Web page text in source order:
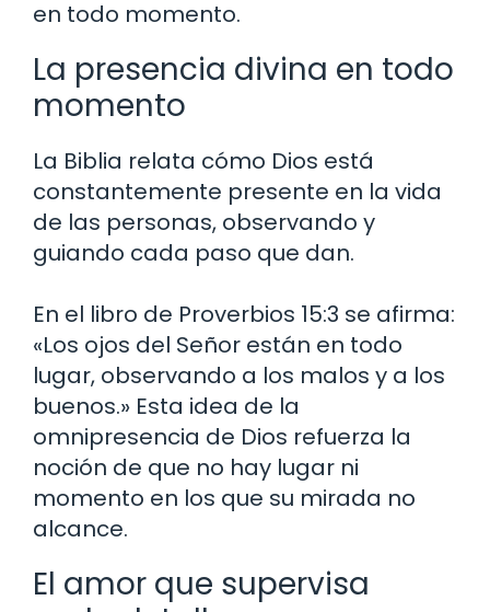
en todo momento.
La presencia divina en todo
momento
La Biblia relata cómo Dios está
constantemente presente en la vida
de las personas, observando y
guiando cada paso que dan.
En el libro de Proverbios 15:3 se afirma:
«Los ojos del Señor están en todo
lugar, observando a los malos y a los
buenos.» Esta idea de la
omnipresencia de Dios refuerza la
noción de que no hay lugar ni
momento en los que su mirada no
alcance.
El amor que supervisa